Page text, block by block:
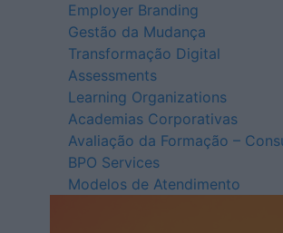
Employer Branding
Gestão da Mudança
Transformação Digital
Assessments
Learning Organizations
Academias Corporativas
Avaliação da Formação –
BPO Services
Modelos de Atendimento